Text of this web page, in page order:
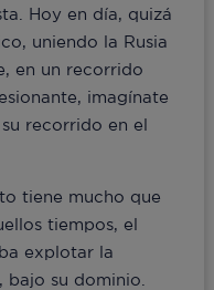
Hoy en día, quizá
uniendo la Rusia
en un recorrido
imagínate
recorrido en el
tiene mucho que
tiempos, el
explotar la
bajo su dominio.